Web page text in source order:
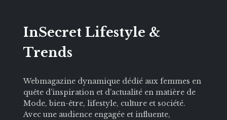
InSecret Lifestyle &
Trends
Webmagazine dynamique dédié aux femmes en
quête d’inspiration et d’actualité en matière de
Mode, bien-être, lifestyle, culture et société.
Avec une audience engagée et influente,